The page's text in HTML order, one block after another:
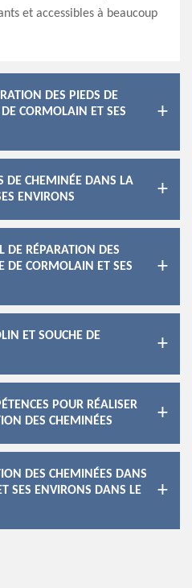
et accessibles à beaucoup
DES PIEDS DE
CORMOLAIN ET SES
DE CHEMINÉE DANS LA
ENVIRONS
DE RÉPARATION DES
DE CORMOLAIN ET SES
ET SOUCHE DE
POUR RÉALISER
DES CHEMINÉES
DES CHEMINÉES DANS
SES ENVIRONS DANS LE